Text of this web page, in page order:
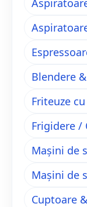
Blendere
Friteuze
Frigidere /
Mașini de
Mașini de
Cuptoare